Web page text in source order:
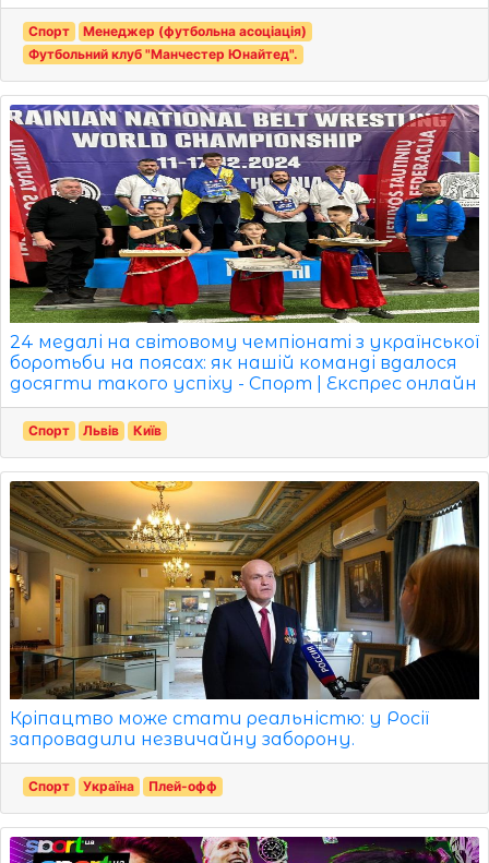
Спорт
Менеджер (футбольна асоціація)
Футбольний клуб "Манчестер Юнайтед".
24 медалі на світовому чемпіонаті з української
боротьби на поясах: як нашій команді вдалося
досягти такого успіху - Спорт | Експрес онлайн
Спорт Львів Київ
Кріпацтво може стати реальністю: у Росії
запровадили незвичайну заборону.
Спорт Україна Плей-офф